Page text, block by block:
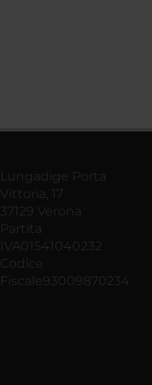
Lungadige Porta
Vittoria, 17
37129 Verona
Partita
IVA01541040232
Codice
Fiscale93009870234